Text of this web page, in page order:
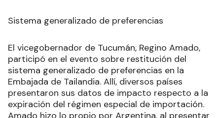
Sistema generalizado de preferencias
El vicegobernador de Tucumán, Regino Amado,
participó en el evento sobre restitución del
sistema generalizado de preferencias en la
Embajada de Tailandia. Allí, diversos países
presentaron sus datos de impacto respecto a la
expiración del régimen especial de importación.
Amado hizo lo propio por Argentina, al presentar